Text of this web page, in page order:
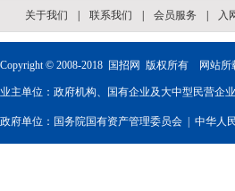
关于我们 联系我们 会员服务 入
Copyright © 2008-2018 国招网 版权所有 网站所
业主单位：政府机构、国有企业及大中型民营
政府单位： 国务院国有资产管理委员会 中华人